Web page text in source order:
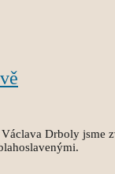
Drboly jsme